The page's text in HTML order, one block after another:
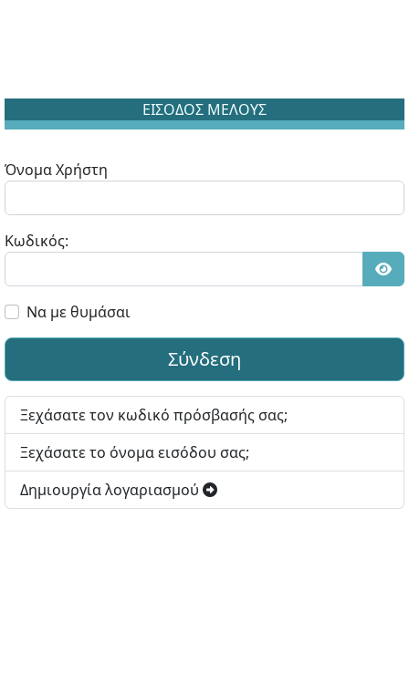
ΕΙΣΟΔΟΣ ΜΕΛΟΥΣ
Όνομα Χρήστη
Κωδικός:
Να με θυμάσαι
Σύνδεση
Ξεχάσατε τον κωδικό πρόσβασής σας;
Ξεχάσατε το όνομα εισόδου σας;
Δημιουργία λογαριασμού